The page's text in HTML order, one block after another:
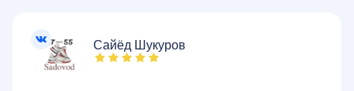
Сайёд Шукуров